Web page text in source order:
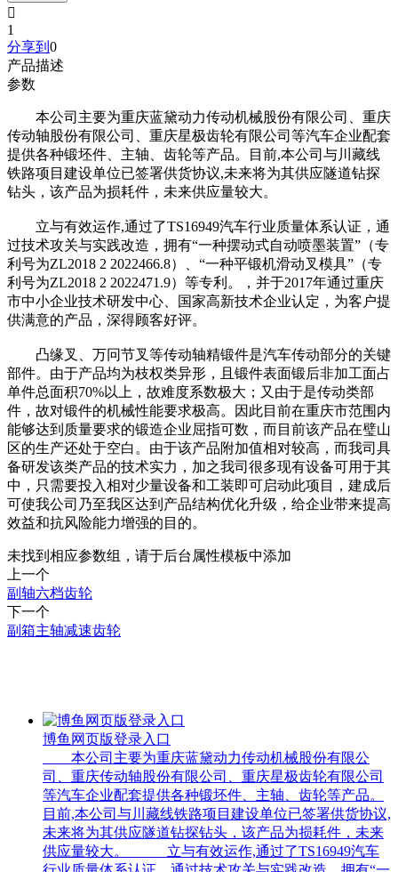

1
分享到 0
产品描述
参数
本公司主要为重庆蓝黛动力传动机械股份有限公司、重庆
传动轴股份有限公司、重庆星极齿轮有限公司等汽车企业配套
提供各种锻坯件、主轴、齿轮等产品。目前,本公司与川藏线
铁路项目建设单位已签署供货协议,未来将为其供应隧道钻探
钻头，该产品为损耗件，未来供应量较大。
立与有效运作,通过了TS16949汽车行业质量体系认证，通
过技术攻关与实践改造，拥有“一种摆动式自动喷墨装置”（专
利号为ZL2018 2 2022466.8）、“一种平锻机滑动叉模具”（专
利号为ZL2018 2 2022471.9）等专利。，并于2017年通过重庆
市中小企业技术研发中心、国家高新技术企业认定，为客户提
供满意的产品，深得顾客好评。
凸缘叉、万冋节叉等传动轴精锻件是汽车传动部分的关键
部件。由于产品均为枝权类异形，且锻件表面锻后非加工面占
单件总面积70%以上，故难度系数极大；又由于是传动类部
件，故对锻件的机械性能要求极高。因此目前在重庆市范围内
能够达到质量要求的锻造企业屈指可数，而目前该产品在璧山
区的生产还处于空白。由于该产品附加值相对较高，而我司具
备研发该类产品的技术实力，加之我司很多现有设备可用于其
中，只需要投入相对少量设备和工装即可启动此项目，建成后
可使我公司乃至我区达到产品结构优化升级，给企业带来提高
效益和抗风险能力增强的目的。
未找到相应参数组，请于后台属性模板中添加
上一个
副轴六档齿轮
下一个
副箱主轴减速齿轮
博鱼网页版登录入口
本公司主要为重庆蓝黛动力传动机械股份有限公
司、重庆传动轴股份有限公司、重庆星极齿轮有限公司
等汽车企业配套提供各种锻坯件、主轴、齿轮等产品。
目前,本公司与川藏线铁路项目建设单位已签署供货协议,
未来将为其供应隧道钻探钻头，该产品为损耗件，未来
供应量较大。 立与有效运作,通过了TS16949汽车